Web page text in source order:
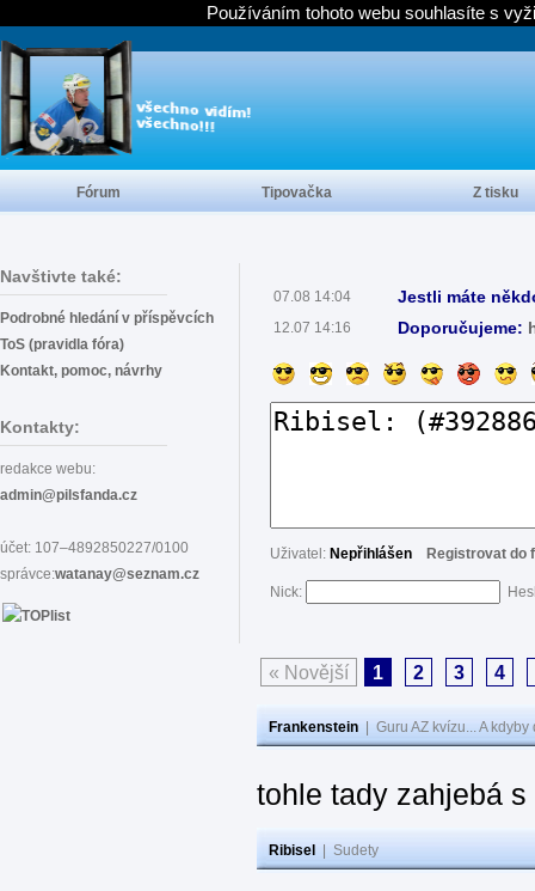
Navštivte také:
Podrobné hledání v příspěvcích
ToS (pravidla fóra)
Kontakt, pomoc, návrhy
Kontakty:
redakce webu:
admin@pilsfanda.cz
účet: 107–4892850227/0100
správce:watanay@seznam.cz
07.08 14:04 Jestli máte
12.07 14:16 Doporučujeme:
Uživatel: Nepřihlášen Registrovat do
Nick:
« Novější 1 2 3 4
Frankenstein Guru AZ kvízu... A
tohle tady zahjebá
Ribisel Sudety
Fórum Tipovačka Z tisku
Používáním tohoto webu souhlasíte s